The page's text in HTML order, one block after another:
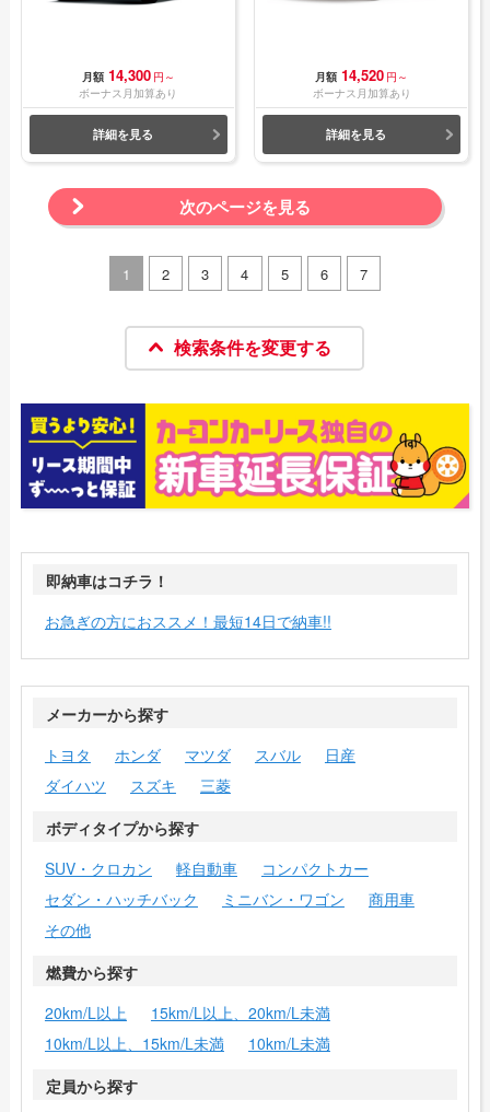
月額 14,300 円～
ボーナス月加算あり
詳細を見る
月額 14,520 円～
ボーナス月加算あり
詳細を見る
次のページを見る
1 2 3 4 5 6 7
検索条件を変更する
即納車はコチラ！
お急ぎの方におススメ！最短14日で納車!!
メーカーから探す
トヨタ
ホンダ マツダ スバル
日産
ダイハツ
スズキ
三菱
ボディタイプから探す
SUV・クロカン
軽自動車
コンパクトカー
セダン・ハッチバック
ミニバン・ワゴン
商用車
その他
燃費から探す
20km/L以上
15km/L以上、20km/L未満
10km/L以上、15km/L未満
10km/L未満
定員から探す